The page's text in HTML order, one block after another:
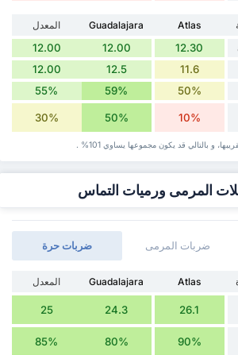
Atlas
Guadalajara
المعدل
12.30
12.00
12.00
11.6
12.5
12.00
50%
59%
55%
10%
50%
30%
و بالتالي قد ‏يكون مجموعها يساوي 101% .
المرمى ورميات التماس
‏ضربات حرة ضربات المرمى
Atlas
Guadalajara
المعدل
26.1
24.3
25
90%
80%
85%